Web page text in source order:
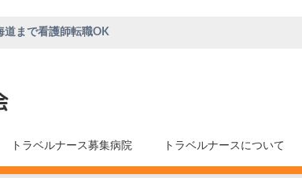
道まで看護師転職OK
トラベルナース募集病院 トラベルナースについて